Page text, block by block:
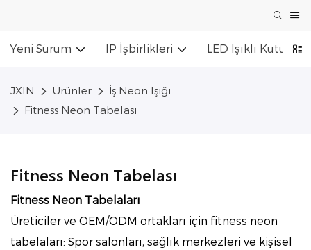
Yeni Sürüm IP İşbirlikleri LED Işıklı Kutu
JXIN Ürünler
İş Neon Işığı
Fitness Neon Tabelası
Fitness Neon Tabelası
Fitness Neon Tabelaları
Üreticiler ve OEM/ODM ortakları için fitness neon
tabelaları: Spor salonları, sağlık merkezleri ve kişisel